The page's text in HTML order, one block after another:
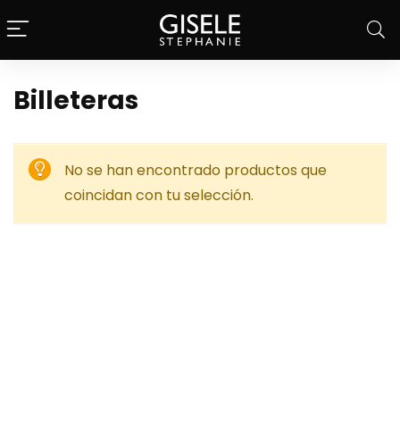
Billeteras
No se han encontrado productos que
coincidan con tu selección.